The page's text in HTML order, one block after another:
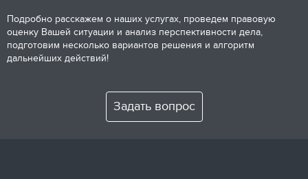
Подробно расскажем о наших услугах, проведем правовую
оценку Вашей ситуации и анализ перспективности дела,
подготовим несколько вариантов решения и алгоритм
дальнейших действий!
Задать вопрос